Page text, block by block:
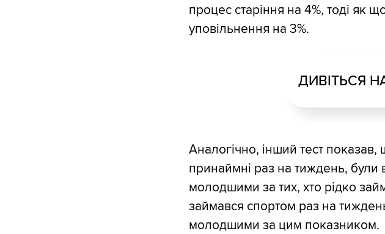
процес старіння на 4%, тоді як
уповільнення на 3%.
ДИВІТЬСЯ
Аналогічно, інший тест показав,
принаймні раз на тиждень, були
молодшими за тих, хто рідко
займався спортом раз на
молодшими за цим показником.